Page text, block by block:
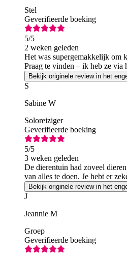
Stel
Geverifieerde boeking
5/5
2 weken geleden
Het was supergemakkelijk om
Praag te vinden – ik heb ze via
Bekijk originele review in het
S
Sabine W
Soloreiziger
Geverifieerde boeking
5/5
3 weken geleden
De dierentuin had zoveel
van alles te doen. Je hebt er
Bekijk originele review in het
J
Jeannie M
Groep
Geverifieerde boeking